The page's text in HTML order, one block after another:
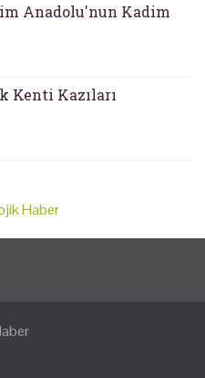
Anadolu'nun Kadim
Kenti Kazıları